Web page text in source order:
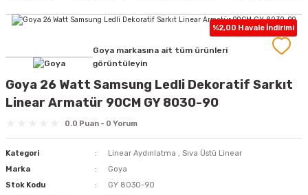
%2,00 Havale İndirimi
Goya markasına ait tüm ürünleri
görüntüleyin
Goya 26 Watt Samsung Ledli Dekoratif Sarkıt
Linear Armatür 90CM GY 8030-90
0.0 Puan - 0 Yorum
Kategori Linear Aydınlatma , Sıva Üstü Linear
Marka
Goya
Stok Kodu
GY 8030-90